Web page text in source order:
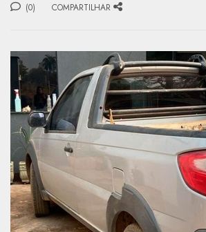
(0) COMPARTILHAR